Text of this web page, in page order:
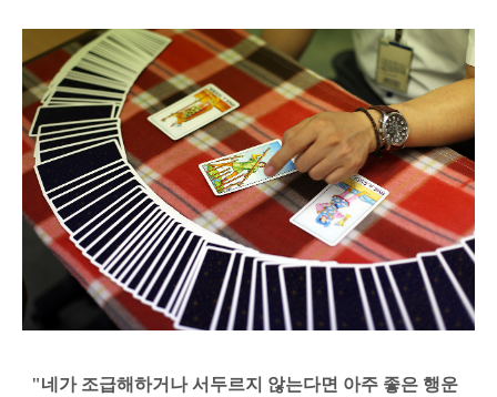
"네가 조급해하거나 서두르지 않는다면 아주 좋은 행운